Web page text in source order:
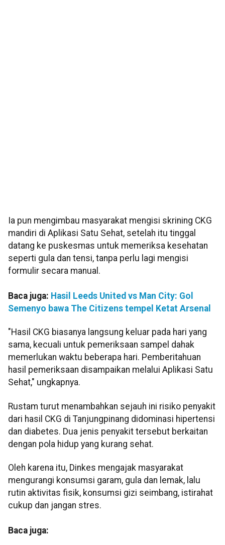
Ia pun mengimbau masyarakat mengisi skrining CKG
mandiri di Aplikasi Satu Sehat, setelah itu tinggal
datang ke puskesmas untuk memeriksa kesehatan
seperti gula dan tensi, tanpa perlu lagi mengisi
formulir secara manual.
Baca juga: Hasil Leeds United vs Man City: Gol
Semenyo bawa The Citizens tempel Ketat Arsenal
"Hasil CKG biasanya langsung keluar pada hari yang
sama, kecuali untuk pemeriksaan sampel dahak
memerlukan waktu beberapa hari. Pemberitahuan
hasil pemeriksaan disampaikan melalui Aplikasi Satu
Sehat," ungkapnya.
Rustam turut menambahkan sejauh ini risiko penyakit
dari hasil CKG di Tanjungpinang didominasi hipertensi
dan diabetes. Dua jenis penyakit tersebut berkaitan
dengan pola hidup yang kurang sehat.
Oleh karena itu, Dinkes mengajak masyarakat
mengurangi konsumsi garam, gula dan lemak, lalu
rutin aktivitas fisik, konsumsi gizi seimbang, istirahat
cukup dan jangan stres.
Baca juga: